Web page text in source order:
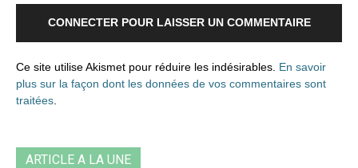
CONNECTER POUR LAISSER UN COMMENTAIRE
Ce site utilise Akismet pour réduire les indésirables. En savoir
plus sur la façon dont les données de vos commentaires sont
traitées
ARTICLE A LA UNE